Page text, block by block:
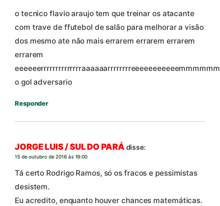
o tecnico flavio araujo tem que treinar os atacante
com trave de ffutebol de salão para melhorar a visão
dos mesmo ate não mais errarem errarem errarem
errarem
o gol adversario
Responder
JORGE LUIS / SUL DO PARÁ disse:
15 de outubro de 2016 às 19:00
Tá certo Rodrigo Ramos, só os fracos e pessimistas
desistem.
Eu acredito, enquanto houver chances matemáticas.